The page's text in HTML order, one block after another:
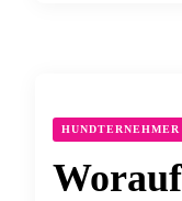
HUNDTERNEHMER